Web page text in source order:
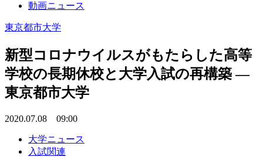
動画ニュース
東京都市大学
新型コロナウイルスがもたらした高等
学校の長期休校と大学入試の再構築 —
東京都市大学
2020.07.08 09:00
大学ニュース
入試関連